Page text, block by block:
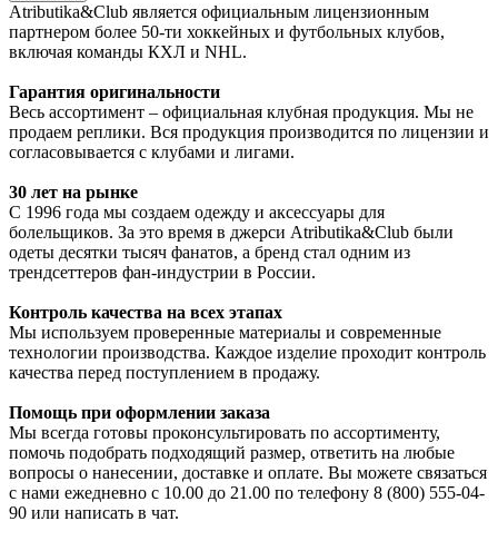
Atributika&Club является официальным лицензионным
партнером более 50-ти хоккейных и футбольных клубов,
включая команды КХЛ и NHL.
Гарантия оригинальности
Весь ассортимент – официальная клубная продукция. Мы не
продаем реплики. Вся продукция производится по лицензии и
согласовывается с клубами и лигами.
30 лет на рынке
С 1996 года мы создаем одежду и аксессуары для
болельщиков. За это время в джерси Atributika&Club были
одеты десятки тысяч фанатов, а бренд стал одним из
трендсеттеров фан-индустрии в России.
Контроль качества на всех этапах
Мы используем проверенные материалы и современные
технологии производства. Каждое изделие проходит контроль
качества перед поступлением в продажу.
Помощь при оформлении заказа
Мы всегда готовы проконсультировать по ассортименту,
помочь подобрать подходящий размер, ответить на любые
вопросы о нанесении, доставке и оплате. Вы можете связаться
с нами ежедневно с 10.00 до 21.00 по телефону 8 (800) 555-04-
90 или написать в чат.